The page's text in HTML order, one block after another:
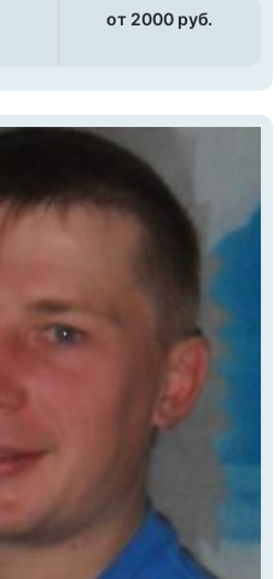
от 2000 pуб.